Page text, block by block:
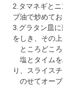
2.タマネギと
ブ油で炒めてお
3.グラタン皿
をしき、その上
ところどころ
塩とタイムを
り、スライス
のせてオーブ